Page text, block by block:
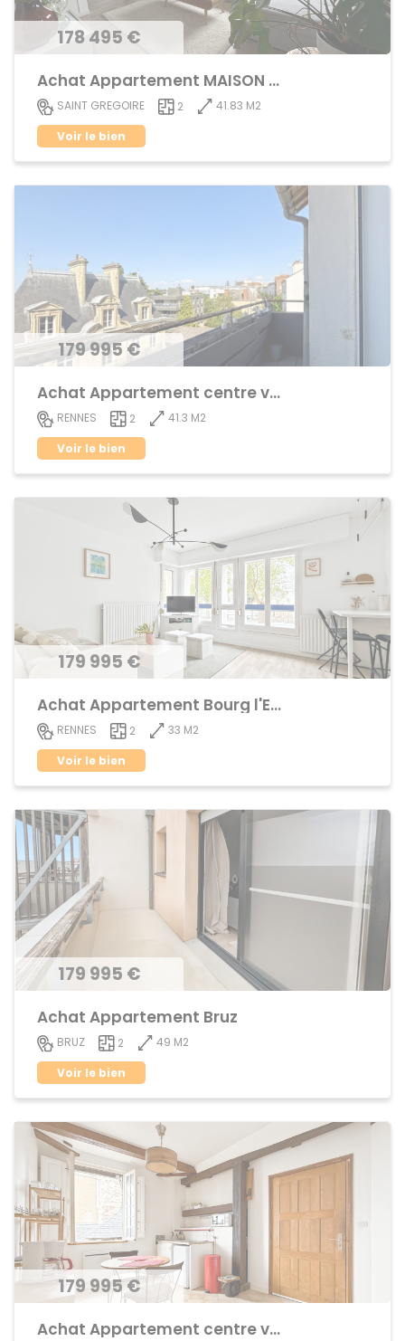
178 495 €
Achat Appartement MAISON BLANCHE
SAINT GREGOIRE 2
41.83 M2
Voir le bien
179 995 €
Achat Appartement centre ville
RENNES 2
41.3 M2
Voir le bien
179 995 €
Achat Appartement Bourg l'Evêque
RENNES 2
33 M2
Voir le bien
179 995 €
Achat Appartement Bruz
BRUZ 2
49 M2
Voir le bien
179 995 €
Achat Appartement centre ville